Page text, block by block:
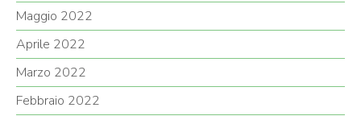
Maggio 2022
Aprile 2022
Marzo 2022
Febbraio 2022